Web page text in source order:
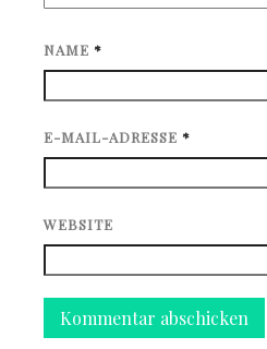
NAME *
E-MAIL-ADRESSE *
WEBSITE